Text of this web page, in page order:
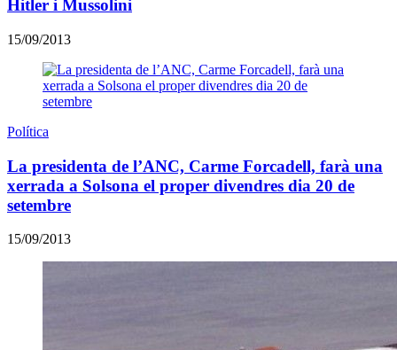
Hitler i Mussolini
15/09/2013
Política
La presidenta de l’ANC, Carme Forcadell, farà una
xerrada a Solsona el proper divendres dia 20 de
setembre
15/09/2013